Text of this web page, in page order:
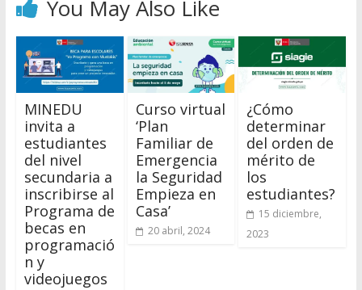
You May Also Like
MINEDU
invita a
estudiantes
del nivel
secundaria a
inscribirse al
Programa de
becas en
programació
n y
videojuegos
Curso virtual
‘Plan
Familiar de
Emergencia
la Seguridad
Empieza en
Casa’
20 abril, 2024
¿Cómo
determinar
del orden de
mérito de
los
estudiantes?
15 diciembre,
2023